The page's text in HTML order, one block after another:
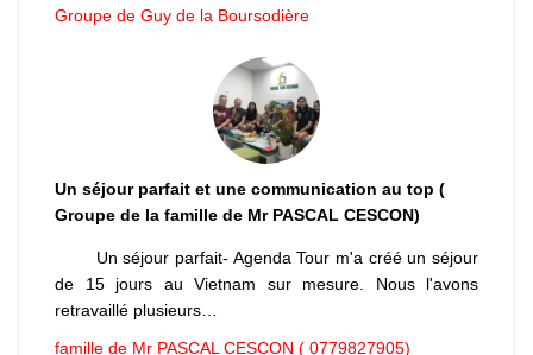
Groupe de Guy de la Boursodière
Un séjour parfait et une communication au top (
Groupe de la famille de Mr PASCAL CESCON)
Un séjour parfait- Agenda Tour m'a créé un séjour
de 15 jours au Vietnam sur mesure. Nous l'avons
retravaillé plusieurs…
famille de Mr PASCAL CESCON ( 0779827905)